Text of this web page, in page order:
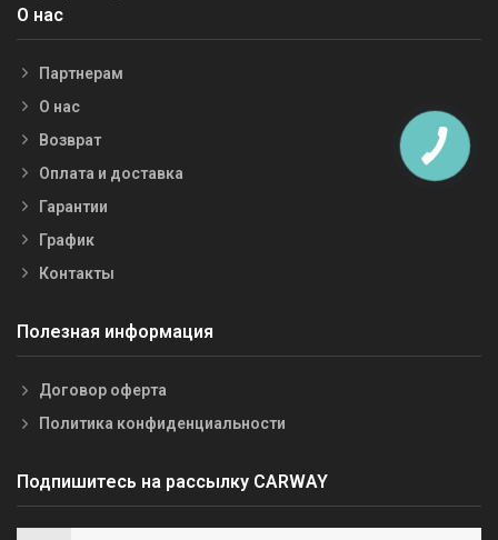
О нас
Партнерам
О нас
Возврат
Оплата и доставка
Гарантии
График
Контакты
Полезная информация
Договор оферта
Политика конфиденциальности
Подпишитесь на рассылку CARWAY